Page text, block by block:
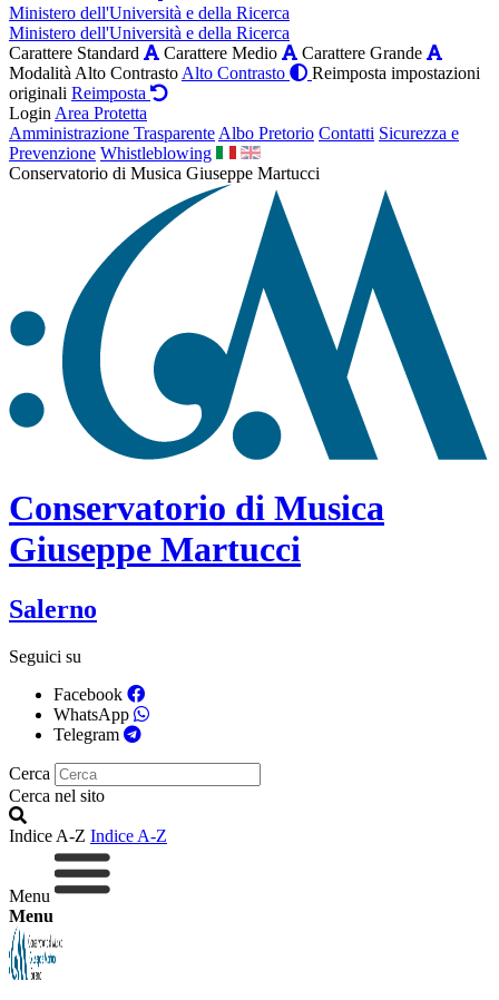
Ministero dell'Università e della Ricerca
Ministero dell'Università e della Ricerca
Carattere Standard
Carattere Medio
Carattere Grande
Modalità Alto Contrasto Alto Contrasto
Reimposta impostazioni
originali Reimposta
Login Area Protetta
Amministrazione Trasparente Albo Pretorio Contatti Sicurezza e
Prevenzione Whistleblowing
Conservatorio di Musica Giuseppe Martucci
Conservatorio di Musica
Giuseppe Martucci
Salerno
Seguici su
Facebook
WhatsApp
Telegram
Cerca
Cerca nel sito
Indice A-Z Indice A-Z
Menu
Menu